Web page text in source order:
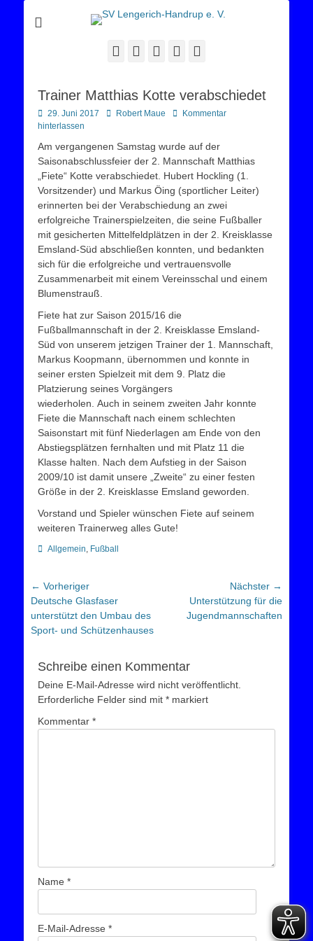
SV Lengerich-
Handrup e. V.
Sportverein Lengerich Handrup
Facebook
Twitter YouTube
Trainer Matthias Kotte verabschiedet
Posted
on
29. Juni 2017 AutorRobert Maue
Kommentar
hinterlassen
Am vergangenen Samstag wurde auf der
Saisonabschlussfeier der 2. Mannschaft Matthias
„Fiete“ Kotte verabschiedet. Hubert Hockling (1.
Vorsitzender) und Markus Öing (sportlicher Leiter)
erinnerten bei der Verabschiedung an zwei
erfolgreiche Trainerspielzeiten, die seine Fußballer
mit gesicherten Mittelfeldplätzen in der 2. Kreisklasse
Emsland-Süd abschließen konnten, und bedankten
sich für die erfolgreiche und vertrauensvolle
Zusammenarbeit mit einem Vereinsschal und einem
Blumenstrauß.
Fiete hat zur Saison 2015/16 die
Fußballmannschaft in der 2. Kreisklasse Emsland-
Süd von unserem jetzigen Trainer der 1. Mannschaft,
Markus Koopmann, übernommen und konnte in
seiner ersten Spielzeit mit dem 9. Platz die
Platzierung seines Vorgängers
wiederholen. Auch in seinem zweiten Jahr konnte
Fiete die Mannschaft nach einem schlechten
Saisonstart mit fünf Niederlagen am Ende von den
Abstiegsplätzen fernhalten und mit Platz 11 die
Klasse halten. Nach dem Aufstieg in der Saison
2009/10 ist damit unsere „Zweite“ zu einer festen
Größe in der 2. Kreisklasse Emsland geworden.
Vorstand und Spieler wünschen Fiete auf seinem
weiteren Trainerweg alles Gute!
Kategorien
Allgemein, Fußball
Beitragsnavigation
← Vorheriger
Vorheriger
Beitrag:
Deutsche Glasfaser
unterstützt den Umbau des
Sport- und Schützenhauses
Nächster →
Nächster
Beitrag:
Unterstützung für die
Jugendmannschaften
Schreibe einen Kommentar
Deine E-Mail-Adresse wird nicht veröffentlicht.
Erforderliche Felder sind mit * markiert
Kommentar *
Name *
E-Mail-Adresse *